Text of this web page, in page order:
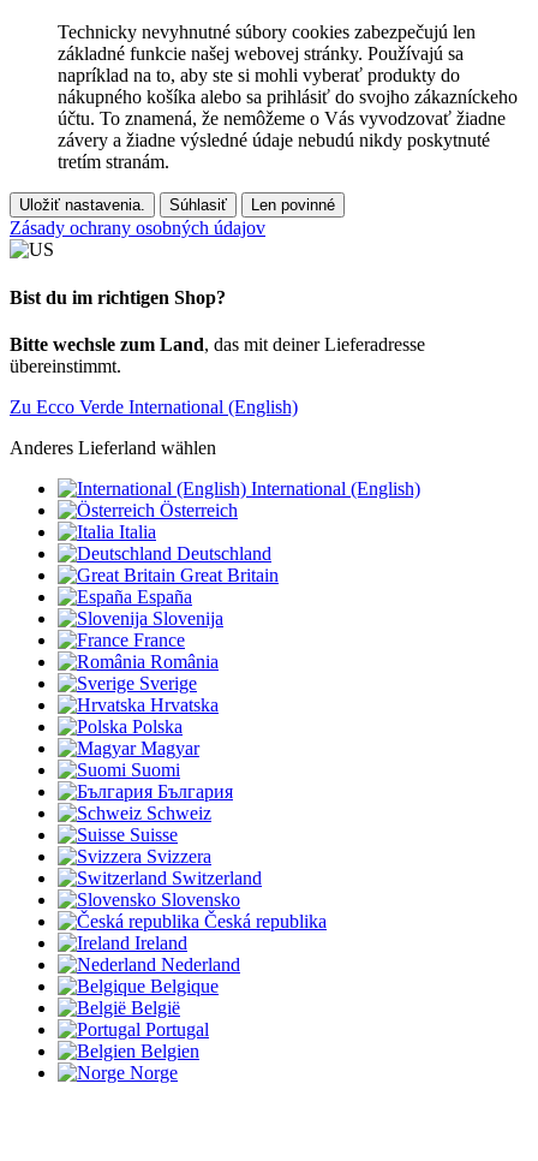
Technicky nevyhnutné súbory cookies zabezpečujú len
základné funkcie našej webovej stránky. Používajú sa
napríklad na to, aby ste si mohli vyberať produkty do
nákupného košíka alebo sa prihlásiť do svojho zákazníckeho
účtu. To znamená, že nemôžeme o Vás vyvodzovať žiadne
závery a žiadne výsledné údaje nebudú nikdy poskytnuté
tretím stranám.
Uložiť nastavenia. Súhlasiť Len povinné
Zásady ochrany osobných údajov
Bist du im richtigen Shop?
Bitte wechsle zum Land, das mit deiner Lieferadresse
übereinstimmt.
Zu Ecco Verde International (English)
Anderes Lieferland wählen
International (English)
Österreich
Italia
Deutschland
Great Britain
España
Slovenija
France
România
Sverige
Hrvatska
Polska
Magyar
Suomi
България
Schweiz
Suisse
Svizzera
Switzerland
Slovensko
Česká republika
Ireland
Nederland
Belgique
België
Portugal
Belgien
Norge